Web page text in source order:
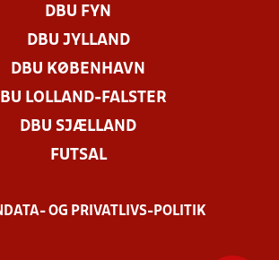
DBU FYN
DBU JYLLAND
DBU KØBENHAVN
LOLLAND-FALSTER
DBU SJÆLLAND
FUTSAL
OG PRIVATLIVS-POLITIK